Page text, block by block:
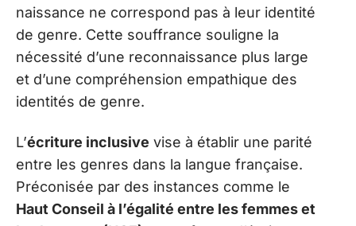
naissance ne correspond pas à leur identité
de genre. Cette souffrance souligne la
nécessité d’une reconnaissance plus large
et d’une compréhension empathique des
identités de genre.
L’écriture inclusive vise à établir une parité
entre les genres dans la langue française.
Préconisée par des instances comme le
Haut Conseil à l’égalité entre les femmes et